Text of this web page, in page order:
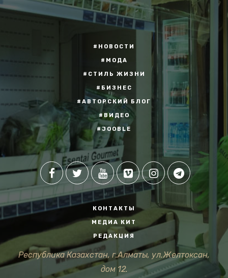
#НОВОСТИ
#МОДА
#СТИЛЬ ЖИЗНИ
#БИЗНЕС
#АВТОРСКИЙ БЛОГ
#ВИДЕО
#JOOBLE
КОНТАКТЫ
МЕДИА КИТ
РЕДАКЦИЯ
Республика Казахстан, г.Алматы, ул.Желтоксан,
дом 12.